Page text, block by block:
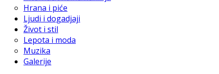
Hrana i piće
Ljudi i dogadjaji
Život i stil
Lepota i moda
Muzika
Galerije